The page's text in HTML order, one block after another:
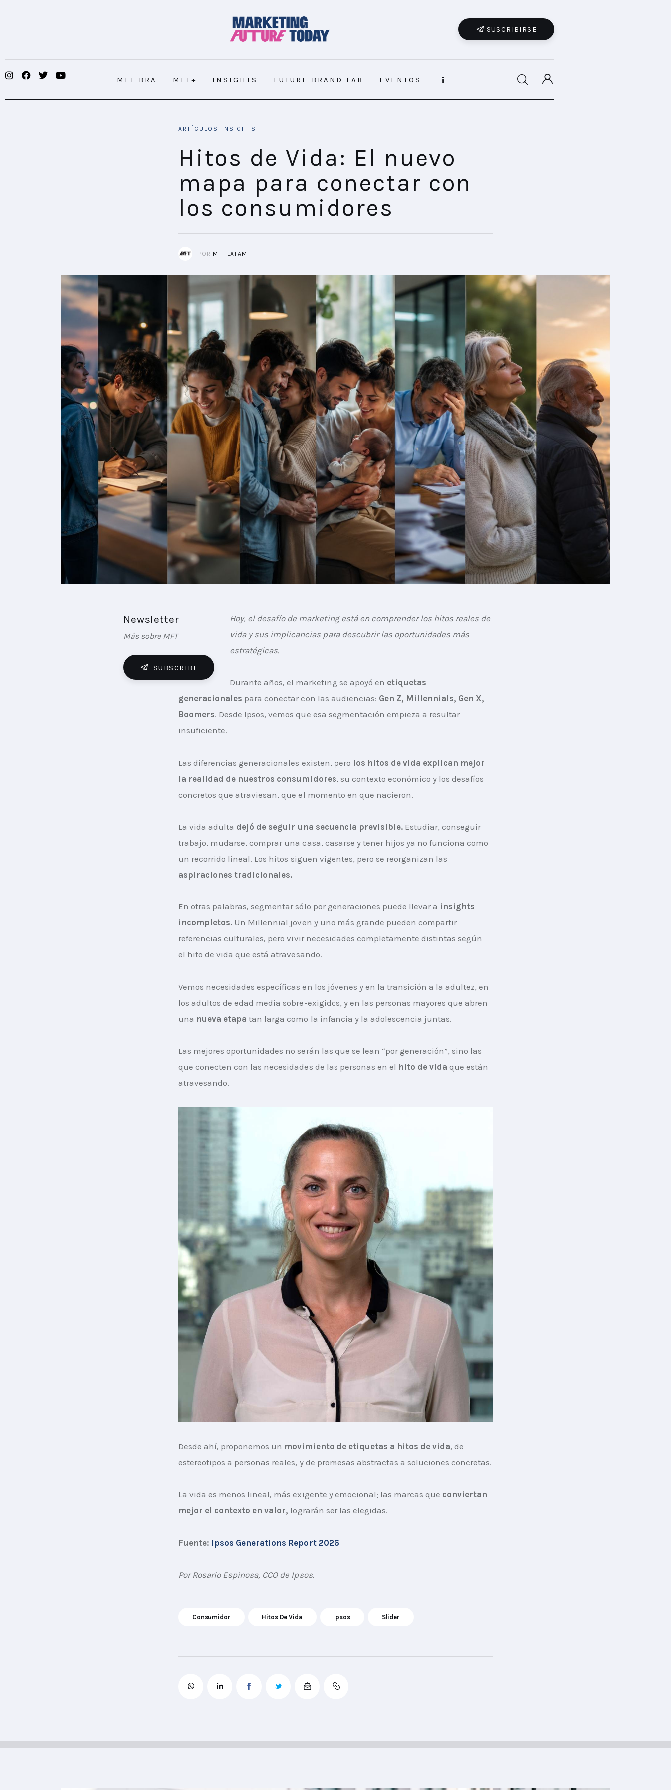
SUSCRIBIRSE
MFT BRA MFT+ INSIGHTS FUTURE BRAND LAB EVENTOS
INSIGHTS
ARTÍCULOS INSIGHTS
Hitos de Vida: El nuevo
mapa para conectar con
los consumidores
POR MFT LATAM
Newsletter
Más sobre MFT
SUBSCRIBE
Hoy, el desafío de marketing está en comprender los hitos reales de
vida y sus implicancias para descubrir las oportunidades más
estratégicas.
Durante años, el marketing se apoyó en etiquetas
generacionales para conectar con las audiencias: Gen Z, Millennials, Gen X,
Boomers. Desde Ipsos, vemos que esa segmentación empieza a resultar
insuficiente.
Las diferencias generacionales existen, pero los hitos de vida explican mejor
la realidad de nuestros consumidores, su contexto económico y los desafíos
concretos que atraviesan, que el momento en que nacieron.
La vida adulta dejó de seguir una secuencia previsible. Estudiar, conseguir
trabajo, mudarse, comprar una casa, casarse y tener hijos ya no funciona como
un recorrido lineal. Los hitos siguen vigentes, pero se reorganizan las
aspiraciones tradicionales.
En otras palabras, segmentar sólo por generaciones puede llevar a insights
incompletos. Un Millennial joven y uno más grande pueden compartir
referencias culturales, pero vivir necesidades completamente distintas según
el hito de vida que está atravesando.
Vemos necesidades específicas en los jóvenes y en la transición a la adultez, en
los adultos de edad media sobre-exigidos, y en las personas mayores que abren
una nueva etapa tan larga como la infancia y la adolescencia juntas.
Las mejores oportunidades no serán las que se lean “por generación”, sino las
que conecten con las necesidades de las personas en el hito de vida que están
atravesando.
Desde ahí, proponemos un movimiento de etiquetas a hitos de vida, de
estereotipos a personas reales, y de promesas abstractas a soluciones concretas.
La vida es menos lineal, más exigente y emocional; las marcas que conviertan
mejor el contexto en valor, lograrán ser las elegidas.
Fuente: Ipsos Generations Report 2026
Por Rosario Espinosa, CCO de Ipsos.
Consumidor Hitos De Vida Ipsos Slider